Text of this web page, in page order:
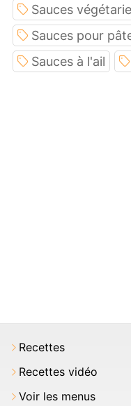
Sauces
Sauces pour
Sauces à l'ail
Recettes
Recettes vidéo
Voir les menus